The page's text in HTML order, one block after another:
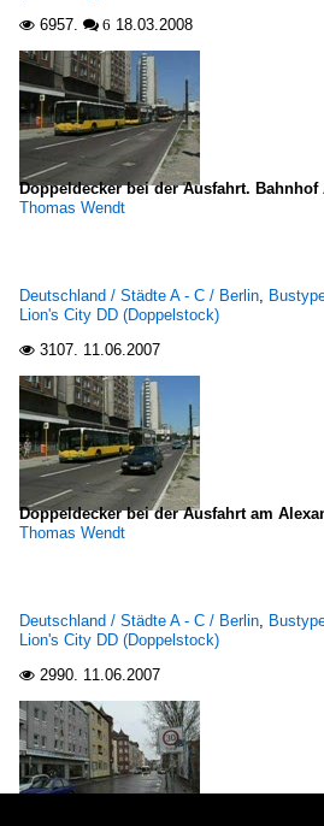
 6957.  6 18.03.2008
Doppeldecker bei der Ausfahrt. Bahnhof
Thomas Wendt
Deutschland / Städte A - C / Berlin,
Lion's City DD (Doppelstock)
 3107. 11.06.2007
Doppeldecker bei der Ausfahrt am
Thomas Wendt
Deutschland / Städte A - C / Berlin,
Lion's City DD (Doppelstock)
 2990. 11.06.2007